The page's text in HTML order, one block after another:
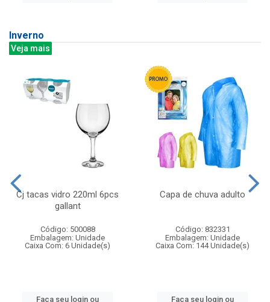
Inverno
Veja mais
Cj tacas vidro 220ml 6pcs
gallant
Código: 500088
Embalagem: Unidade
Caixa Com: 6 Unidade(s)
Faça seu login ou
Capa de chuva adulto
Código: 832331
Embalagem: Unidade
Caixa Com: 144 Unidade(s)
Faça seu login ou